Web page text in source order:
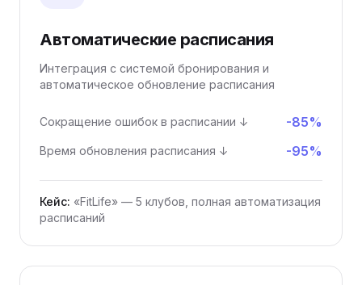
Автоматические расписания
Интеграция с системой бронирования и
автоматическое обновление расписания
Сокращение ошибок в расписании ↓ -85%
Время обновления расписания ↓ -95%
Кейс: «FitLife» — 5 клубов, полная автоматизация
расписаний